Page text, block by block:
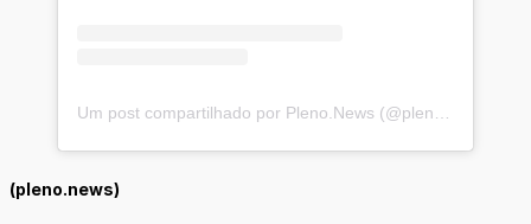
(pleno.news)